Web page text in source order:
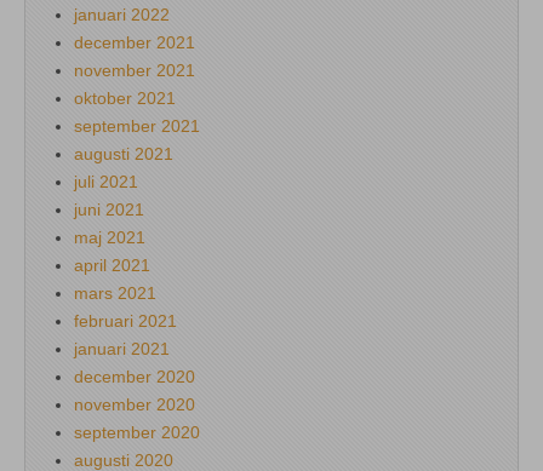
januari 2022
december 2021
november 2021
oktober 2021
september 2021
augusti 2021
juli 2021
juni 2021
maj 2021
april 2021
mars 2021
februari 2021
januari 2021
december 2020
november 2020
september 2020
augusti 2020